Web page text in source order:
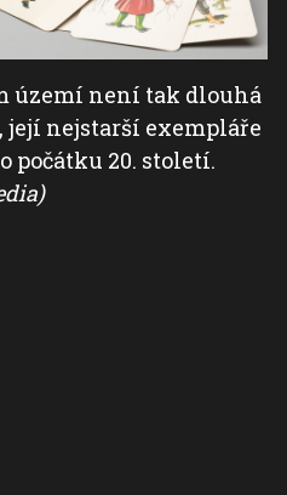
území není tak dlouhá
její nejstarší exempláře
počátku 20. století.